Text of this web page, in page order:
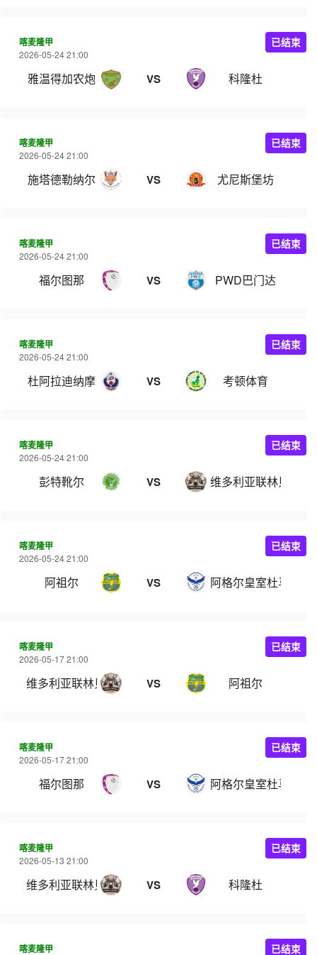
喀麦隆甲
2026-05-24 21:00
雅温得加农炮 VS 科隆杜
已结束
喀麦隆甲
2026-05-24 21:00
施塔德勒纳尔 VS 尤尼斯堡坊
已结束
喀麦隆甲
2026-05-24 21:00
福尔图那 VS PWD巴门达
已结束
喀麦隆甲
2026-05-24 21:00
杜阿拉迪纳摩 VS 考顿体育
已结束
喀麦隆甲
2026-05-24 21:00
彭特靴尔 VS 维多利亚联林贝
已结束
喀麦隆甲
2026-05-24 21:00
阿祖尔 VS 阿格尔皇室杜马
已结束
喀麦隆甲
2026-05-17 21:00
维多利亚联林贝 VS 阿祖尔
已结束
喀麦隆甲
2026-05-17 21:00
福尔图那 VS 阿格尔皇室杜马
已结束
喀麦隆甲
2026-05-13 21:00
维多利亚联林贝 VS 科隆杜
已结束
喀麦隆甲 已结束